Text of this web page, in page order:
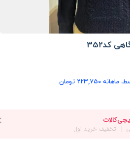
کد352